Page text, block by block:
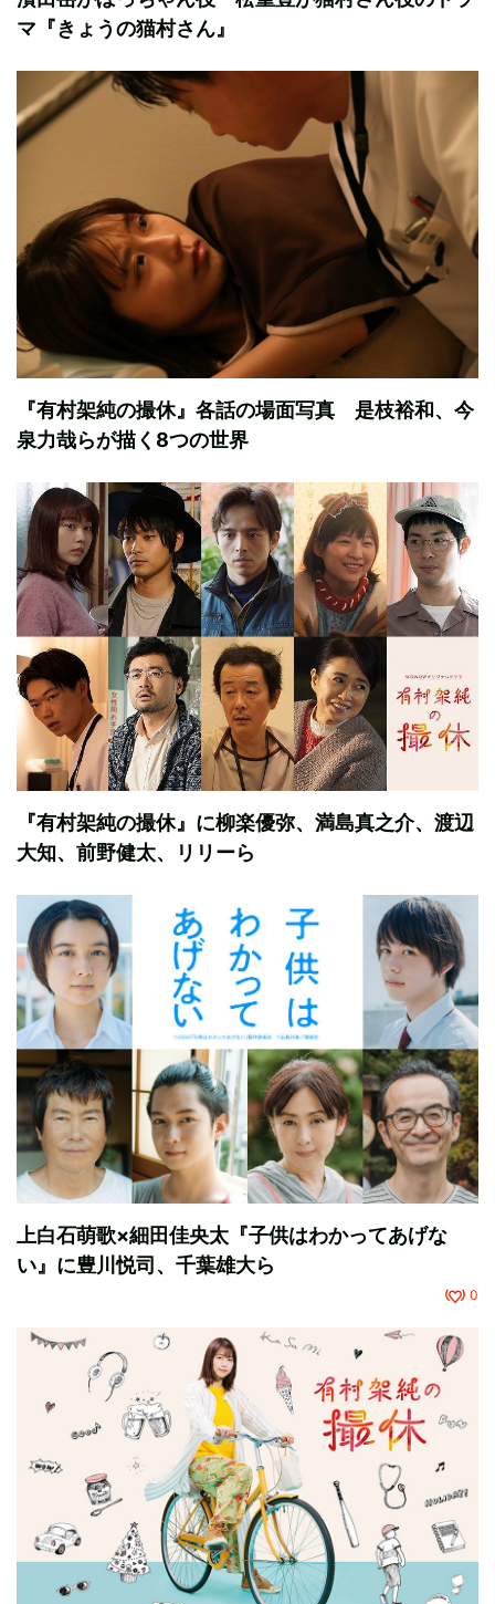
マ『きょうの猫村さん』
『有村架純の撮休』各話の場面写真 是枝裕和、今
泉力哉らが描く8つの世界
『有村架純の撮休』に柳楽優弥、満島真之介、渡辺
大知、前野健太、リリーら
上白石萌歌×細田佳央太『子供はわかってあげな
い』に豊川悦司、千葉雄大ら
0